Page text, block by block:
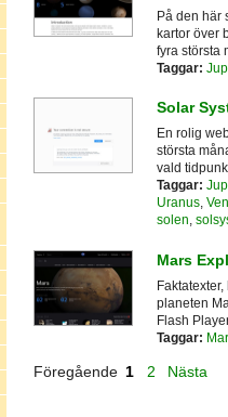
På den här
kartor över
fyra största
Taggar:
Solar
En rolig
största
vald
Taggar:
Uranus,
solen,
Mars
planeten
Flash
Taggar:
Föregående 1 2 Nästa